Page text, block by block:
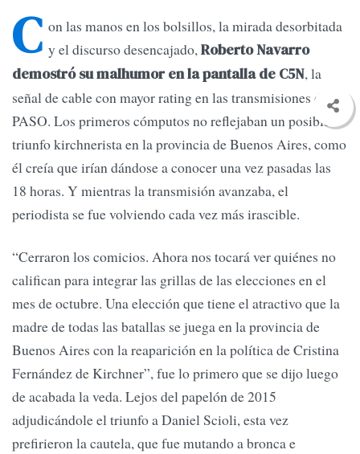
C on las manos en los bolsillos, la mirada desorbitada
y el discurso desencajado,Roberto Navarro
demostró su malhumor en la pantalla de C5N, la
señal de cable con mayor rating en las transmisiones de las
PASO. Los primeros cómputos no reflejaban un posible
triunfo kirchnerista en la provincia de Buenos Aires, como
él creía que irían dándose a conocer una vez pasadas las
18 horas. Y mientras la transmisión avanzaba, el
periodista se fue volviendo cada vez más irascible.
“Cerraron los comicios. Ahora nos tocará ver quiénes no
califican para integrar las grillas de las elecciones en el
mes de octubre. Una elección que tiene el atractivo que la
madre de todas las batallas se juega en la provincia de
Buenos Aires con la reaparición en la política de Cristina
Fernández de Kirchner”, fue lo primero que se dijo luego
de acabada la veda. Lejos del papelón de 2015
adjudicándole el triunfo a Daniel Scioli, esta vez
prefirieron la cautela, que fue mutando a bronca e